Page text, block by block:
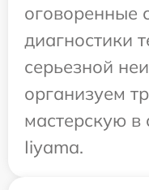
оговоренные
диагностики
серьезной
организуем
мастерскую в
Iiyama.